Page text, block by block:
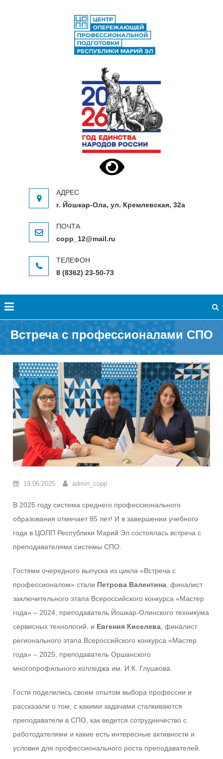
ЦЕНТР ОПЕРЕЖАЮЩЕЙ
Центр опережающей профессиональной
г. Йошкар-Ола, ул. Кремлевская, 32а
copp_12@mail.ru
8 (8362) 23-50-73
Встреча с профессионалами СПО
19.06.2025 admin_copp
В 2025 году система среднего профессионального
образования отмечает 85 лет! И в завершении учебного
года в ЦОПП Республики Марий Эл состоялась встреча с
преподавателями системы СПО.
Гостями очередного выпуска из цикла «Встреча с
профессионалом» стали Петрова Валентина , финалист
заключительного этапа Всероссийского конкурса «Мастер
года» – 2024, преподаватель Йошкар-Олинского техникума
сервисных технологий, и Евгения Киселева , финалист
регионального этапа Всероссийского конкурса «Мастер
года» – 2025, преподаватель Оршанского
многопрофильного колледжа им. И.К. Глушкова.
Гости поделились своим опытом выбора профессии и
рассказали о том, с какими задачами сталкиваются
преподаватели в СПО, как ведется сотрудничество с
работодателями и какие есть интересные активности и
условия для профессионального роста преподавателей.